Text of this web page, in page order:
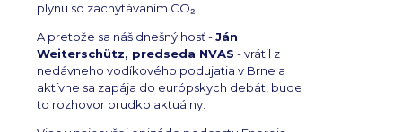
plynu so zachytávaním CO₂.
A pretože sa náš dnešný hosť -Ján
Weiterschütz, predseda NVAS - vrátil z
nedávneho vodíkového podujatia v Brne a
aktívne sa zapája do európskych debát, bude
to rozhovor prudko aktuálny.